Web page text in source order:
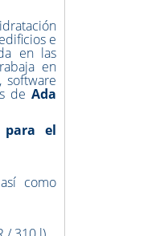
e
en las
en
software
deAda
para el
como